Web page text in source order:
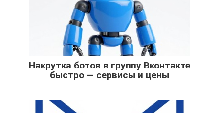
Накрутка ботов в группу Вконтакте
быстро — сервисы и цены